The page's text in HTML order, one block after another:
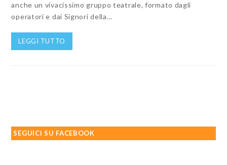
anche un vivacissimo gruppo teatrale, formato dagli
operatori e dai Signori della…
LEGGI TUTTO
SEGUICI SU FACEBOOK